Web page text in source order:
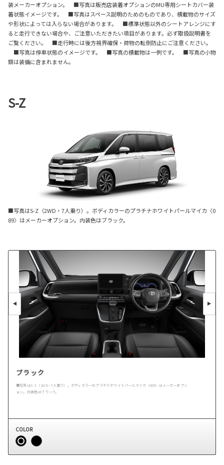
装メーカーオプション。 ■写真は販売店装着オプションのMU専用シートカバー装
着状態イメージです。 ■写真はスペース説明のためのものであり、積載物のサイズ
や形状によっては入らない場合があります。 ■標準状態以外のシートアレンジにす
ると走行できない場合や、ご注意いただきたい項目があります。必ず取扱説明書を
ご覧ください。 ■走行時には後方視界確保・荷物の転倒防止にご注意ください。
■写真は停車状態のイメージです。 ■写真の積載物は一例です。 ■写真の小物
類は装備に含まれません。
S-Z
■写真はS-Z（2WD・7人乗り）。ボディカラーのプラチナホワイトパールマイカ〈0
89〉はメーカーオプション。内装色はブラック。
ブラック
■写真はS-Z（2WD・7人乗り）。ボディカラーのプラチナホワイトパールマイカ〈089〉はメーカーオプシ
ョン。内装色はブラック。
COLOR